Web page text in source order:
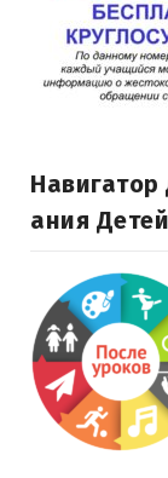
Ания Детей